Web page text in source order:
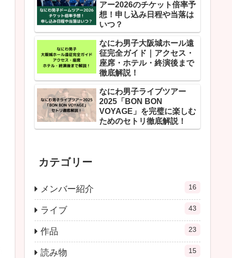
アー2026のチケット倍率予
想！申し込み日程や当落は
いつ？
なにわ男子大阪城ホール遠
征完全ガイド｜アクセス・
座席・ホテル・終演後まで
徹底解説！
なにわ男子ライブツアー
2025「BON BON
VOYAGE」を完璧に楽しむ
ためのセトリ徹底解説！
カテゴリー
メンバー紹介 16
ライブ 43
作品 23
読み物 15